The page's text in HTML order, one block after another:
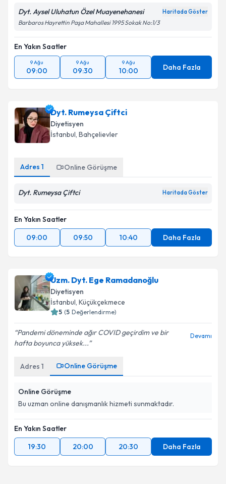
Dyt. Aysel Uluhatun Özel Muayenehanesi Haritada Göster
Barbaros Hayrettin Paşa Mahallesi 1995 Sokak No:1/3
En Yakın Saatler
9 Ağu
09:00
9 Ağu
09:30
9 Ağu
10:00 Daha Fazla
Dyt. Rumeysa Çiftci
Diyetisyen
İstanbul, Bahçelievler
Adres 1 Online Görüşme
Dyt. Rumeysa Çiftci Haritada Göster
En Yakın Saatler
09:00
09:50 10:40 Daha Fazla
Uzm. Dyt. Ege Ramadanoğlu
Diyetisyen
İstanbul, Küçükçekmece
5 (5 Değerlendirme)
Pandemi döneminde ağır COVID geçirdim ve bir
hafta boyunca yüksek...
Devamı
Adres 1 Online Görüşme
Online Görüşme
Bu uzman online danışmanlık hizmeti sunmaktadır.
En Yakın Saatler
19:30
20:00 20:30 Daha Fazla